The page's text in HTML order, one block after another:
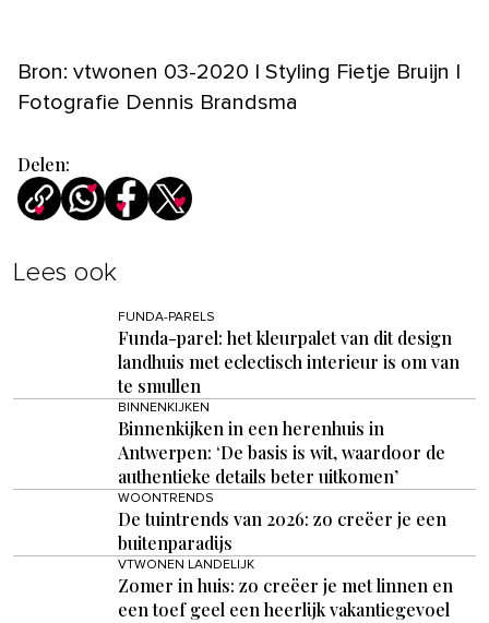
Bron: vtwonen 03-2020 | Styling Fietje Bruijn |
Fotografie Dennis Brandsma
Delen:
Lees ook
FUNDA-PARELS
Funda-parel: het kleurpalet van dit design
landhuis met eclectisch interieur is om van
te smullen
BINNENKIJKEN
Binnenkijken in een herenhuis in
Antwerpen: ‘De basis is wit, waardoor de
authentieke details beter uitkomen’
WOONTRENDS
De tuintrends van 2026: zo creëer je een
buitenparadijs
VTWONEN LANDELIJK
Zomer in huis: zo creëer je met linnen en
een toef geel een heerlijk vakantiegevoel